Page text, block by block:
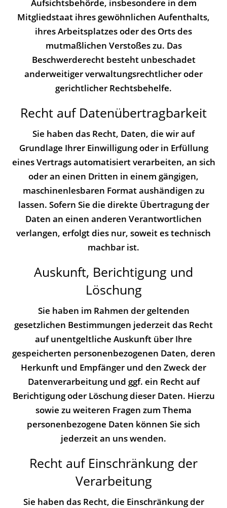
Aufsichtsbehörde, insbesondere in dem
Mitgliedstaat ihres gewöhnlichen Aufenthalts,
ihres Arbeitsplatzes oder des Orts des
mutmaßlichen Verstoßes zu. Das
Beschwerderecht besteht unbeschadet
anderweitiger verwaltungsrechtlicher oder
gerichtlicher Rechtsbehelfe.
Recht auf Daten­übertrag­barkeit
Sie haben das Recht, Daten, die wir auf
Grundlage Ihrer Einwilligung oder in Erfüllung
eines Vertrags automatisiert verarbeiten, an sich
oder an einen Dritten in einem gängigen,
maschinenlesbaren Format aushändigen zu
lassen. Sofern Sie die direkte Übertragung der
Daten an einen anderen Verantwortlichen
verlangen, erfolgt dies nur, soweit es technisch
machbar ist.
Auskunft, Berichtigung und
Löschung
Sie haben im Rahmen der geltenden
gesetzlichen Bestimmungen jederzeit das Recht
auf unentgeltliche Auskunft über Ihre
gespeicherten personenbezogenen Daten, deren
Herkunft und Empfänger und den Zweck der
Datenverarbeitung und ggf. ein Recht auf
Berichtigung oder Löschung dieser Daten. Hierzu
sowie zu weiteren Fragen zum Thema
personenbezogene Daten können Sie sich
jederzeit an uns wenden.
Recht auf Einschränkung der
Verarbeitung
Sie haben das Recht, die Einschränkung der